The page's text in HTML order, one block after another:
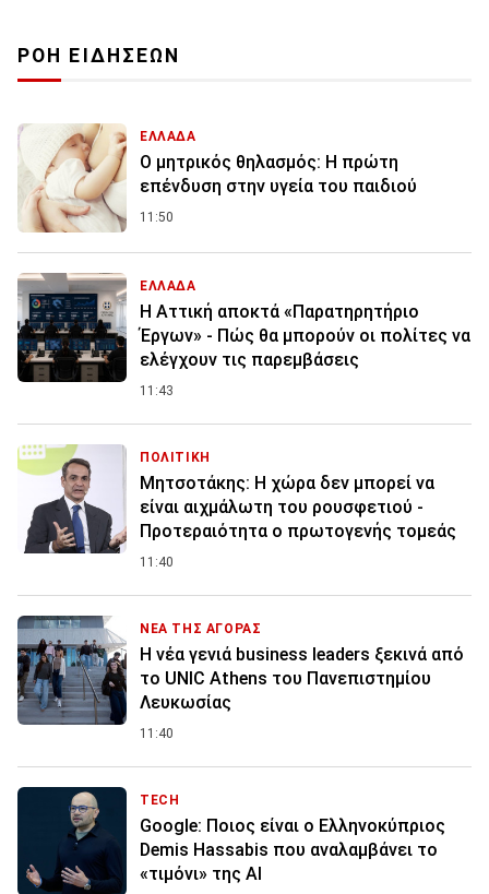
ΡΟΗ ΕΙΔΗΣΕΩΝ
ΕΛΛΑΔΑ
Ο μητρικός θηλασμός: Η πρώτη
επένδυση στην υγεία του παιδιού
11:50
ΕΛΛΑΔΑ
Η Αττική αποκτά «Παρατηρητήριο
Έργων» - Πώς θα μπορούν οι πολίτες να
ελέγχουν τις παρεμβάσεις
11:43
ΠΟΛΙΤΙΚΗ
Μητσοτάκης: Η χώρα δεν μπορεί να
είναι αιχμάλωτη του ρουσφετιού -
Προτεραιότητα ο πρωτογενής τομεάς
11:40
ΝΕΑ ΤΗΣ ΑΓΟΡΑΣ
Η νέα γενιά business leaders ξεκινά από
το UNIC Athens του Πανεπιστημίου
Λευκωσίας
11:40
TECH
Google: Ποιος είναι ο Ελληνοκύπριος
Demis Hassabis που αναλαμβάνει το
«τιμόνι» της ΑΙ